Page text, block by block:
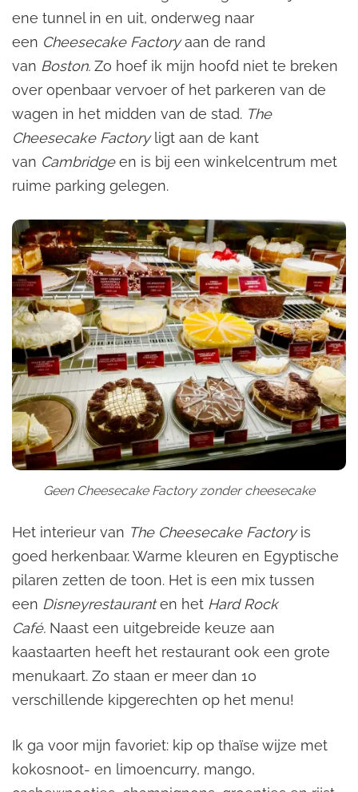
ene tunnel in en uit, onderweg naar
een Cheesecake Factoryaan de rand
van Boston. Zo hoef ik mijn hoofd niet te breken
over openbaar vervoer of het parkeren van de
wagen in het midden van de stad. The
Cheesecake Factoryligt aan de kant
van Cambridgeen is bij een winkelcentrum met
ruime parking gelegen.
Geen Cheesecake Factory zonder cheesecake
Het interieur van The Cheesecake Factoryis
goed herkenbaar. Warme kleuren en Egyptische
pilaren zetten de toon. Het is een mix tussen
een Disneyrestauranten het Hard Rock
Café. Naast een uitgebreide keuze aan
kaastaarten heeft het restaurant ook een grote
menukaart. Zo staan er meer dan 10
verschillende kipgerechten op het menu!
Ik ga voor mijn favoriet: kip op thaïse wijze met
kokosnoot- en limoencurry, mango,